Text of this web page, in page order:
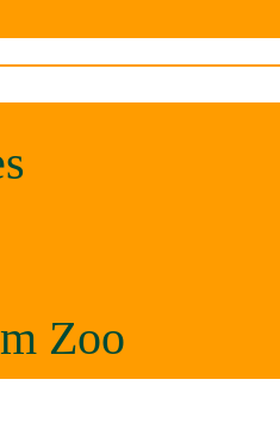
Zoo